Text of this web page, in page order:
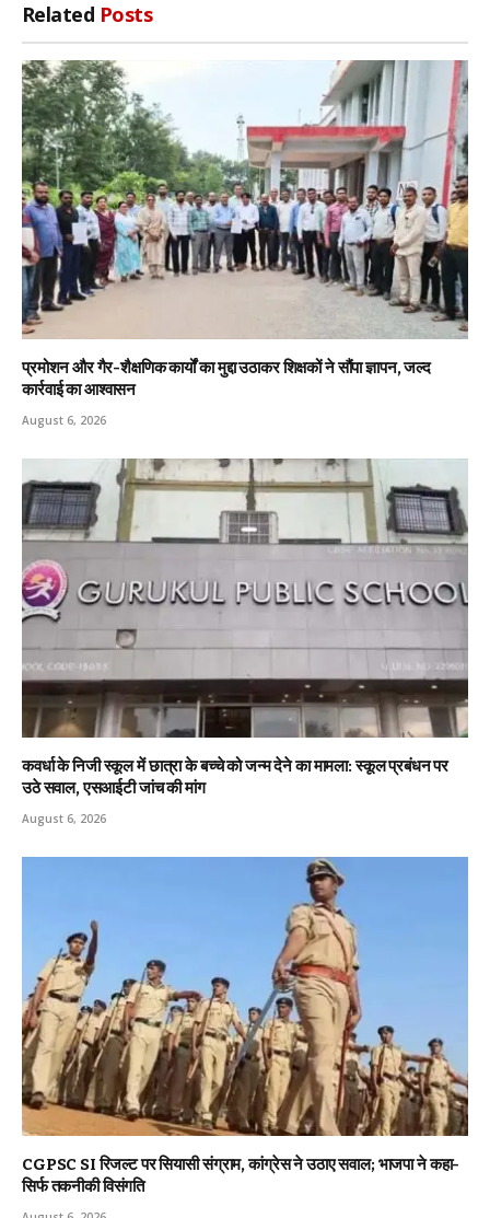
Related Posts
प्रमोशन और गैर-शैक्षणिक कार्यों का मुद्दा उठाकर शिक्षकों ने सौंपा ज्ञापन, जल्द
कार्रवाई का आश्वासन
August 6, 2026
कवर्धा के निजी स्कूल में छात्रा के बच्चे को जन्म देने का मामला: स्कूल प्रबंधन पर
उठे सवाल, एसआईटी जांच की मांग
August 6, 2026
CGPSC SI रिजल्ट पर सियासी संग्राम, कांग्रेस ने उठाए सवाल; भाजपा ने कहा-
सिर्फ तकनीकी विसंगति